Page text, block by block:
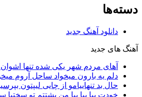
دسته‌ها
دانلود آهنگ جدید
آهنگ های جدید
آهای مردم شهر یکی شده تنها اشوان
دلم یه بارون میخواد ساحل آروم
حال بد تنهاییامو از چایی لیپتون
خودت بیا بیا بیا من پشتتم تو سختیا